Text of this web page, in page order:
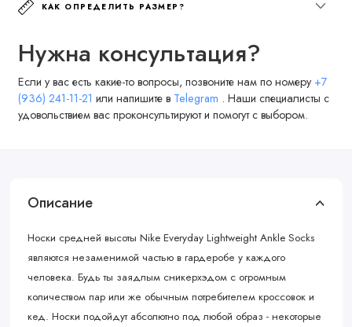
КАК ОПРЕДЕЛИТЬ РАЗМЕР?
Нужна консультация?
Если у вас есть какие-то вопросы, позвоните нам по номеру +7
(936) 241-11-21 или напишите в Telegram . Наши специалисты с
удовольствием вас проконсультируют и помогут с выбором.
Описание
Носки средней высоты Nike Everyday Lightweight Ankle Socks
являются незаменимой частью в гардеробе у каждого
человека. Будь ты заядлым сникерхэдом с огромным
количеством пар или же обычным потребителем кроссовок и
кед. Носки подойдут абсолютно под любой образ - некоторые